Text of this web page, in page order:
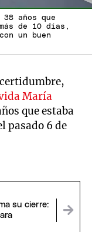
años que
de 10 días,
un buen
María
que estaba
pasado 6 de
su cierre: